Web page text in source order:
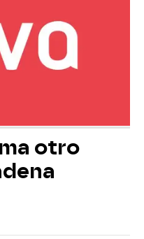
otro